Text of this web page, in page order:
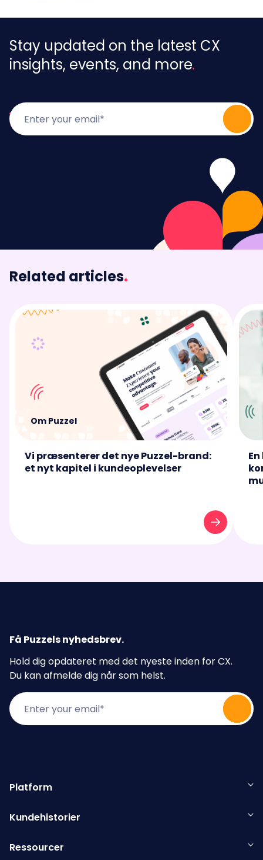
Stay updated on the latest CX
insights, events, and more
Related articles.
Om Puzzel
Vi præsenterer det nye Puzzel-brand:
et nyt kapitel i kundeoplevelser
Få Puzzels nyhedsbrev.
Hold dig opdateret med det nyeste inden for CX.
Du kan afmelde dig når som helst.
Platform
Kundehistorier
Ressourcer